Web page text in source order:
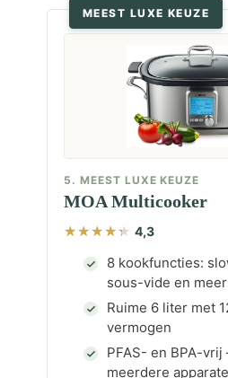
MEEST LUXE KEUZE
5. MEEST LUXE KEUZE
MOA Multicooker
4,3
8 kookfuncties:
sous-vide en meer
Ruime 6 liter met
vermogen
PFAS- en BPA-
meerdere